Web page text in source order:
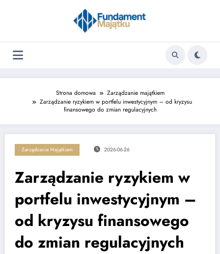
Strona domowa
Zarządzanie majątkiem
Zarządzanie ryzykiem w portfelu inwestycyjnym – od kryzysu
finansowego do zmian regulacyjnych
Zarządzanie Majątkiem 2026-06-26
Zarządzanie ryzykiem w
portfelu inwestycyjnym –
od kryzysu finansowego
do zmian regulacyjnych